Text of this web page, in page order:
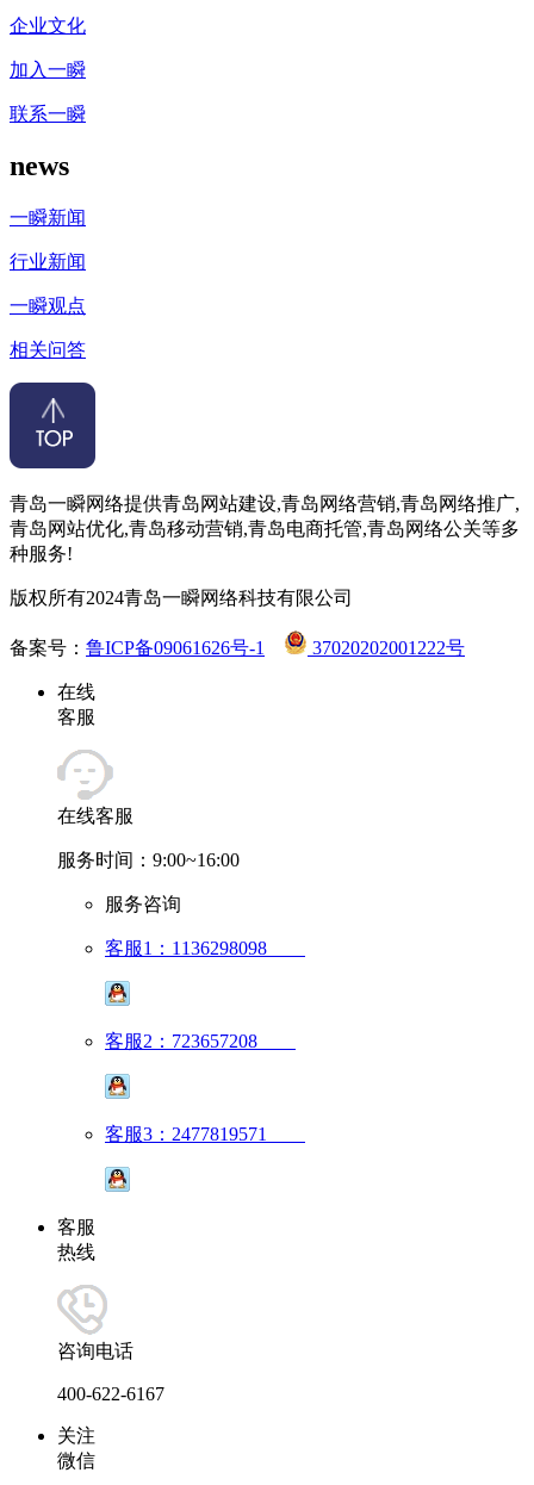
企业文化
加入一瞬
联系一瞬
news
一瞬新闻
行业新闻
一瞬观点
相关问答
青岛一瞬网络提供青岛网站建设,青岛网络营销,青岛网络推广,
青岛网站优化,青岛移动营销,青岛电商托管,青岛网络公关等多
种服务!
版权所有2024青岛一瞬网络科技有限公司
备案号： 鲁ICP备09061626号-1 37020202001222号
在线
客服
在线客服
服务时间：9:00~16:00
服务咨询
客服1：1136298098
客服2：723657208
客服3：2477819571
客服
热线
咨询电话
400-622-6167
关注
微信